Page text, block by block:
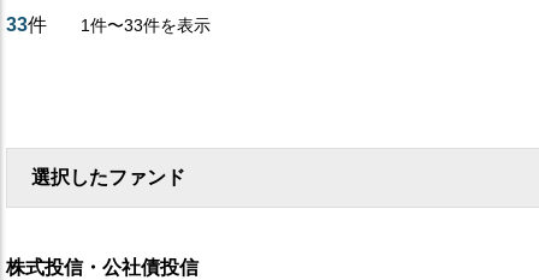
33件 1件〜33件を表示
選択したファンド
株式投信・公社債投信